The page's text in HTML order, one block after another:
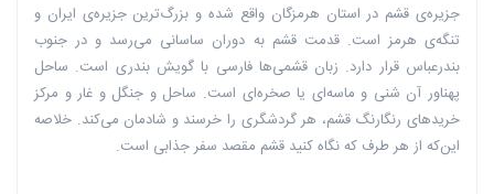
جزیره‌ی قشم در استان هرمزگان واقع شده و بزرگ‌ترین جزیره‌ی ایران و
تنگه‌ی هرمز است. قدمت قشم به دوران ساسانی می‌رسد و در جنوب
بندرعباس قرار دارد. زبان قشمی‌ها فارسی با گویش بندری است. ساحل
پهناور آن شنی و ماسه‌ای یا صخره‌ای است. ساحل و جنگل و غار و مرکز
خریدهای رنگارنگ قشم، هر گردشگری را خرسند و شادمان می‌کند. خلاصه
این‌که از هر طرف که نگاه کنید قشم مقصد سفر جذابی است.